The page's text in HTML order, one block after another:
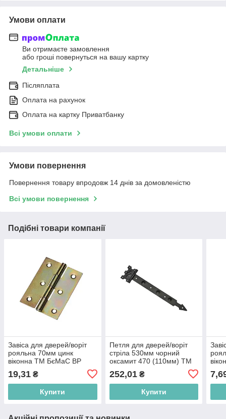
Умови оплати
Ви отримаєте замовлення
або гроші повернуться на вашу картку
Детальніше
Післяплата
Оплата на рахунок
Оплата на картку Приватбанку
Всі умови оплати
Умови повернення
Повернення товару впродовж 14 днів за домовленістю
Всі умови повернення
Подібні товари компанії
Завіса для дверей/воріт
рояльна 70мм цинк
віконна ТМ БєМаС BP
19,31 ₴
Купити
Петля для дверей/воріт
стріла 530мм чорний
оксамит 470 (110мм) ТМ
252,01₴
Купити